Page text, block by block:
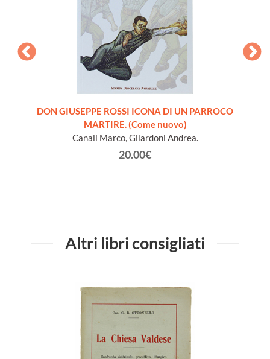
DON GIUSEPPE ROSSI ICONA DI UN PARROCO
MARTIRE. (Come nuovo)
Canali Marco, Gilardoni Andrea.
20.00€
Altri libri consigliati